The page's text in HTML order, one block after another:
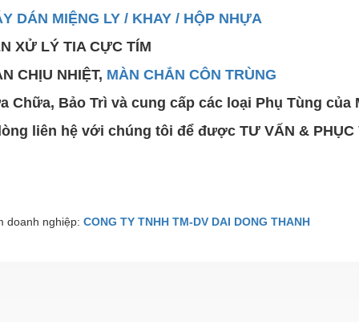
DÁN MIỆNG LY / KHAY / HỘP NHỰA
XỬ LÝ TIA CỰC TÍM
CHỊU NHIỆT, MÀN CHẮN CÔN TRÙNG
Chữa, Bảo Trì và cung cấp các loại Phụ Tùng của
liên hệ với chúng tôi để được TƯ VẤN & PHỤC
doanh nghiệp: CONG TY TNHH TM-DV DAI DONG THANH